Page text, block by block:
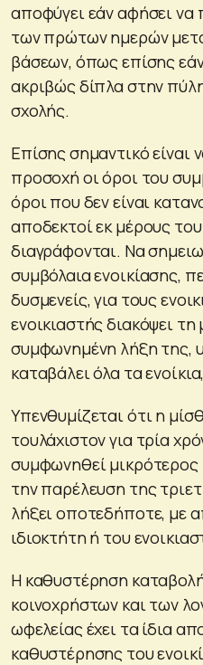
αποφύγει εάν αφήσει να
των πρώτων ημερών
βάσεων, όπως επίσης
ακριβώς δίπλα στην
σχολής.
Επίσης σημαντικό είναι
προσοχή οι όροι του
όροι που δεν είναι
αποδεκτοί εκ μέρους
διαγράφονται. Να
συμβόλαια ενοικίασης,
δυσμενείς, για τους
ενοικιαστής διακόψει
συμφωνημένη λήξη της,
καταβάλει όλα τα
Υπενθυμίζεται ότι η
τουλάχιστον για τρία
συμφωνηθεί
την παρέλευση της
λήξει οποτεδήποτε, με
ιδιοκτήτη ή του
Η καθυστέρηση
κοινοχρήστων και των
ωφελείας έχει τα ίδια
καθυστέρησης του